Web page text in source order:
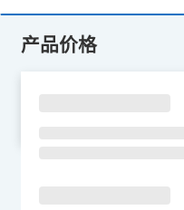
产品价格